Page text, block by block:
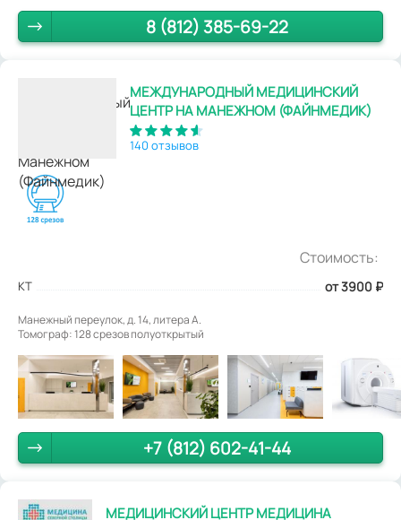
8 (812) 385-69-22
МЕЖДУНАРОДНЫЙ МЕДИЦИНСКИЙ
ЦЕНТР НА МАНЕЖНОМ (ФАЙНМЕДИК)
140 отзывов
Стоимость:
КТ от 3900 ₽
Манежный переулок, д. 14, литера А.
Томограф: 128 срезов полуоткрытый
+7 (812) 602-41-44
МЕДИЦИНСКИЙ ЦЕНТР МЕДИЦИНА